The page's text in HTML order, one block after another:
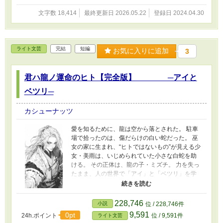
文字数 18,414 最終更新日 2026.05.22 登録日 2024.04.30
ライト文芸 完結 短編 お気に入りに追加 3
君ハ龍ノ運命のヒト【完全版】 ─アイと
ベツリ─
カシューナッツ
愛を知るために、龍は空から落とされた。 駐車
場で拾ったのは、傷だらけの白い蛇だった。 巫
女の家に生まれ、“ヒトではないもの”が見える少
女・美雨は、いじめられていた小さな白蛇を助
ける。 その正体は、龍の子・ミズチ。 力を失っ
たまま、人の世界で「アイ」と「ベツリ」を学
ぶために落とされた神の子だった。 甘えん坊
に割ったコロッケ。 湯気の向こうのマグカップ
プリン。 そんな何気ない日々が、いつしか当た
り前になっていく。 けれどそれは、永遠ではな
24h.ポイント 0pt
小説 228,746 位 / 228,746件
ライト文芸 9,591 位 / 9,591件